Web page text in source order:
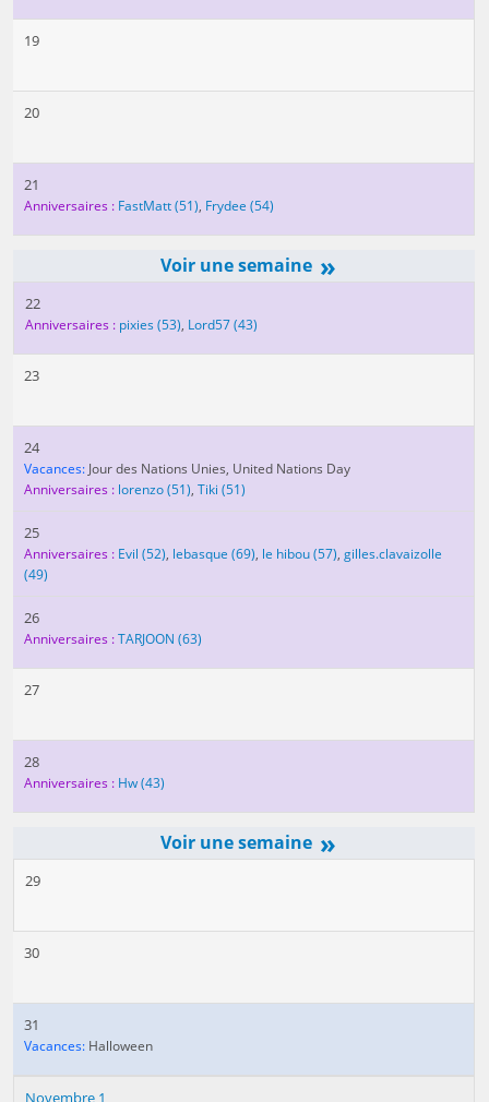
19
20
21
Anniversaires : FastMatt(51), Frydee (54)
»
22
Anniversaires : pixies(53), Lord57(43)
23
24
Vacances: Jour des Nations Unies, United Nations Day
Anniversaires : lorenzo(51), Tiki (51)
25
Anniversaires : Evil (52), lebasque (69), le hibou(57), gilles.clavaizolle
(49)
26
Anniversaires :TARJOON (63)
27
28
Anniversaires : Hw(43)
»
29
30
31
Vacances: Halloween